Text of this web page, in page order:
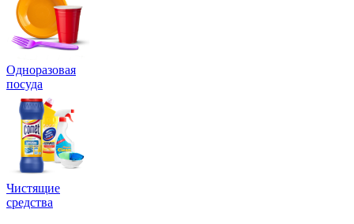
Одноразовая
посуда
Чистящие
средства